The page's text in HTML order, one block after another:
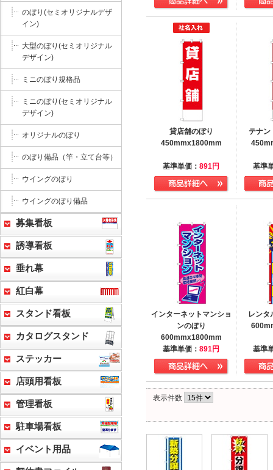
貸店舗のぼり
450mmx1800mm
基準単価： 891円
テナン
基準
インターネットマンショ
ンのぼり
600mmx1800mm
基準単価： 891円
レンタ
基準
表示件数
のぼり(セミオリジナルデザ
イン)
大型のぼり(セミオリジナル
デザイン)
ミニのぼり規格品
ミニのぼり(セミオリジナル
デザイン)
オリジナルのぼり
のぼり備品（竿・立て台等）
ウイングのぼり
ウイングのぼり備品
募集看板
誘導看板
垂れ幕
紅白幕
スタンド看板
カタログスタンド
ステッカー
店頭用看板
管理看板
駐車場看板
イベント用品